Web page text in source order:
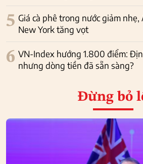
5 Giá cà phê trong nước giảm nhẹ,
New York tăng vọt
6 VN-Index hướng 1.800 điểm:
nhưng dòng tiền đã sẵn sàng?
Đừng bỏ